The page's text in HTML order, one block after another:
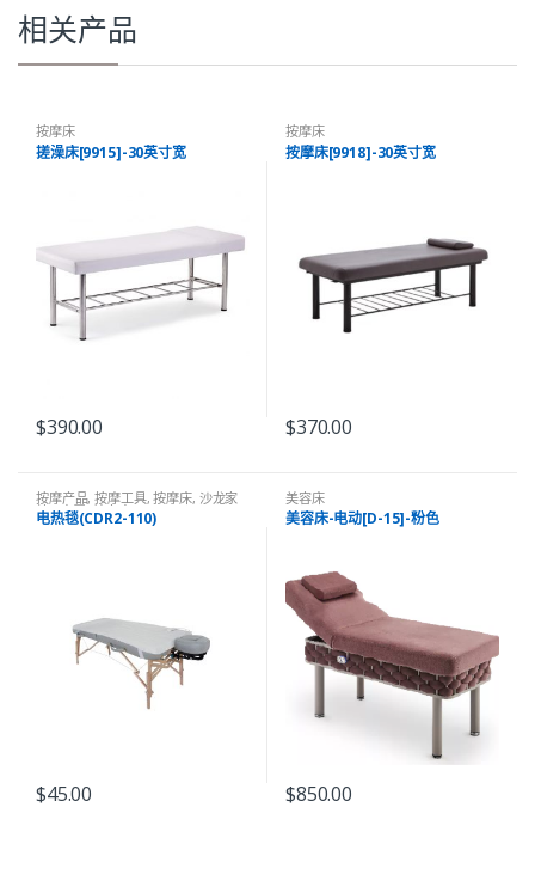
相关产品
按摩床
搓澡床[9915]-30英寸宽
$390.00
按摩床
按摩床[9918]-30英寸宽
$370.00
按摩产品,按摩工具,按摩床, 沙龙家
纺&床罩,美容床
电热毯(CDR2-110)
$45.00
美容床
美容床-电动[D-15]-粉色
$850.00